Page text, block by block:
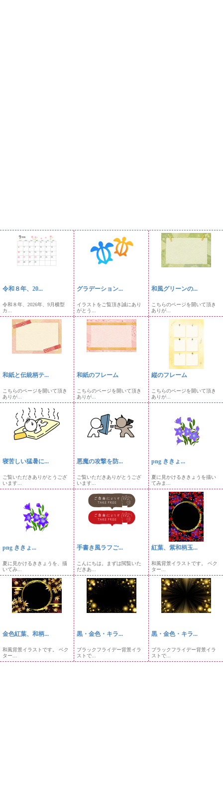
令和８年、20...
令和８年、2026年、9月横型
カ...
グラデーション...
イラストをご覧頂き誠にあり
がとう...
和風グリーンの...
こちらのページを開いて頂き
ありが...
和紙と伝統柄テ...
こちらのページを開いて頂き
ありが...
和紙のフレーム
こちらのページを開いて頂き
ありが...
縦のフレーム
こちらのページを開いて頂き
ありが...
寝苦しい猛暑に...
ご覧いただきありがとうござ
います...
悪魔の攻撃を防...
ご覧いただきありがとうござ
います...
png ききょ...
夏に見かけるききょうを描い
てみま...
png ききょ...
夏に見かけるききょうを、描
いてみ...
手書き風ラフご...
こんにちは。まずは閲覧いた
だきあ...
紅葉、紫和柄玉...
和風背景イラストです。 ベク
ター...
金色紅葉、和柄...
和風背景イラストです。 ベク
ター...
黒・金色・キラ...
ブラックフライデー背景イラ
ストで...
黒・金色・キラ...
ブラックフライデー背景イラ
ストで...